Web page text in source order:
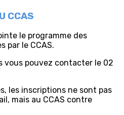
CCAS
le programme des
par le CCAS.
vous pouvez contacter le 02
les inscriptions ne sont pas
mais au CCAS contre